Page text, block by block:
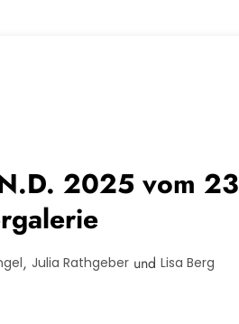
2025 vom
,Julia Rathgeber undLisa Berg